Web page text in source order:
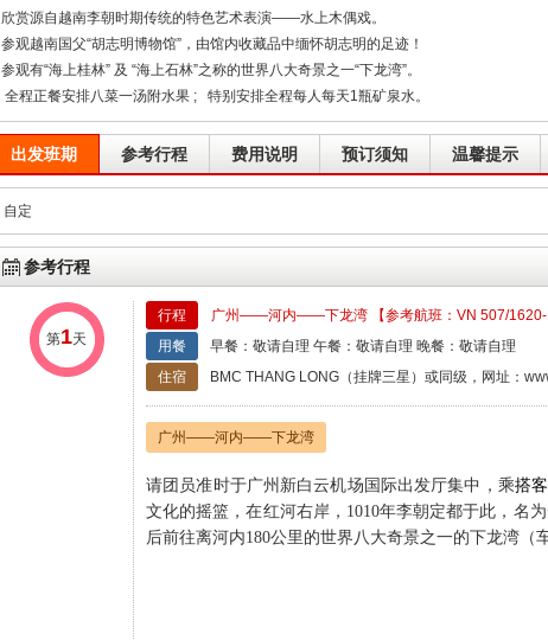
欣赏源自越南李朝时期传统的特色艺术表演——水上木偶戏。
参观越南国父“胡志明博物馆”，由馆内收藏品中缅怀胡志明的足迹！
参观有“海上桂林” 及 “海上石林”之称的世界八大奇景之一“下龙湾”。
全程正餐安排八菜一汤附水果 ; 特别安排全程每人每天1瓶矿泉水。
出发班期 参考行程 费用说明 预订须知 温馨提示
自定
参考行程
第1天
行程
广州——河内——下龙湾 【参考航班：VN 507/1620-
用餐
早餐：敬请自理 午餐：敬请自理 晚餐：敬请自理
住宿
BMC THANG LONG（挂牌三星）或同级，网址：
广州——河内——下龙湾
请团员准时于广州新白云机场国际出发厅集中，乘搭
文化的摇篮，在红河右岸， 1010年李朝定都于此，名为
后前往离河内180公里的世界八大奇景之一的下龙湾 （